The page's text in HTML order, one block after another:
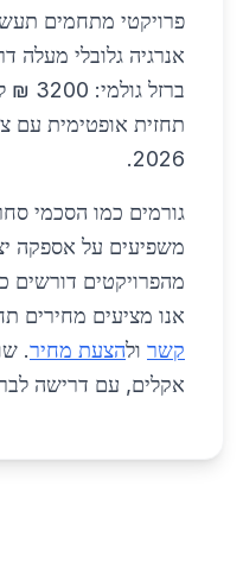
פרויקטי מתחמים
אנרגיה גלובלי מעלה
2026.
גורמים כמו הסכמי
מהפרויקטים דורשים
אנו מציעים מחירים
קשר ולהצעת מחיר
אקלים, עם דרישה לברזל